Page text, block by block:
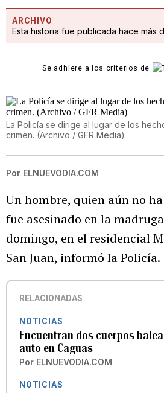
ARCHIVO
Esta historia fue publicada hace más
Se adhiere a los criterios de
La Policía se dirige al lugar de los
crimen. (Archivo / GFR Media)
Por ELNUEVODIA.COM
Un hombre, quien aún no
fue asesinado en la
domingo, en el residencial
San Juan, informó la Policía.
RELACIONADAS
NOTICIAS
Encuentran dos cuerpos
auto en Caguas
Por ELNUEVODIA.COM
NOTICIAS